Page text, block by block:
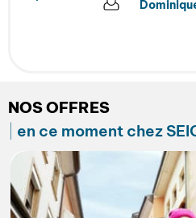
NOS OFFRES
en ce moment chez